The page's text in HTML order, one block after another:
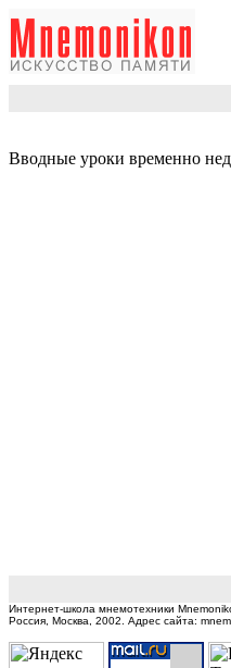
Вводные уроки временно
Интернет-школа мнемотехники
Россия, Москва, 2002. Адрес сайта: